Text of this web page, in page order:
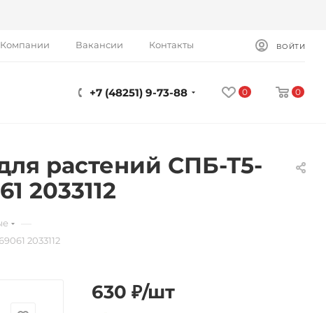
Вакансии Контакты ВОЙТИ
0 0
+7 (48251) 9-73-88
растений СПБ-Т5-
2033112
2033112
630 ₽/шт